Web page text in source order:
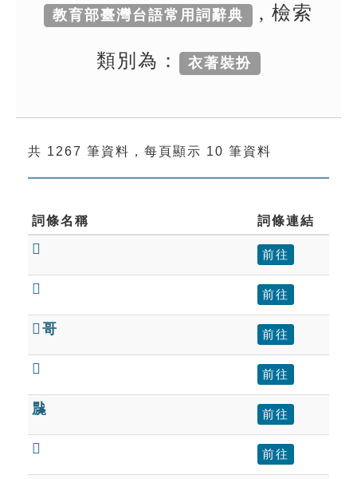
成語故事
索引選單
單字索引
生命大百科索引
遊戲專區
教學應用
教育部臺灣台語常用詞辭典 , 檢索
類別為： 衣著裝扮
共 1267 筆資料，每頁顯示 10 筆資料
詞條名稱 詞條連結
 前往
 前往
哥 前往
 前往
䖙 前往
 前往